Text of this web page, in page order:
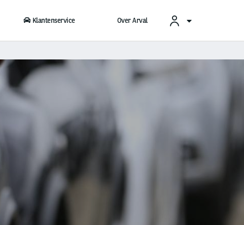
Klantenservice Over Arval